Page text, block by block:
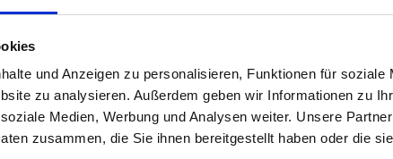
und Anzeigen zu personalisieren, Funktionen für soziale
zu analysieren. Außerdem geben wir Informationen zu
Medien, Werbung und Analysen weiter. Unsere
zusammen, die Sie ihnen bereitgestellt haben oder die
hebt den Bediener bis